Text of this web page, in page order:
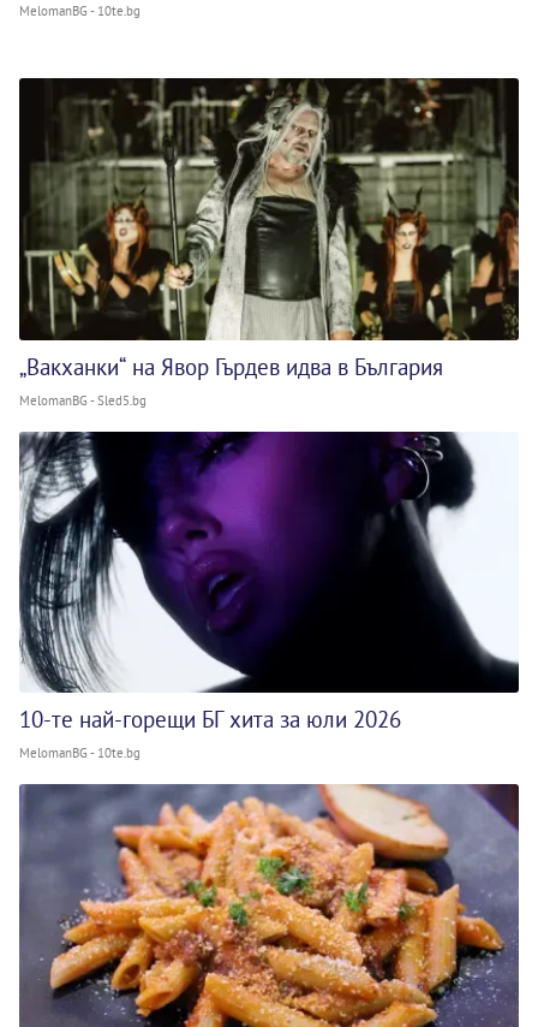
MelomanBG - 10te.bg
„Вакханки“ на Явор Гърдев идва в България
MelomanBG - Sled5.bg
10-те най-горещи БГ хита за юли 2026
MelomanBG - 10te.bg